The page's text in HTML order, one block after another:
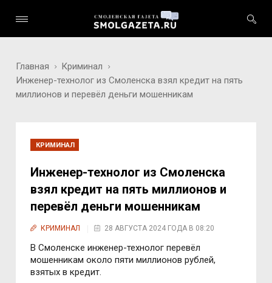
Главная
Криминал
Инженер-технолог из Смоленска взял кредит на пять
миллионов и перевёл деньги мошенникам
КРИМИНАЛ
Инженер-технолог из Смоленска
взял кредит на пять миллионов и
перевёл деньги мошенникам
КРИМИНАЛ 28 АВГУСТА 2024 ГОДА В 08:20
В Смоленске инженер-технолог перевёл
мошенникам около пяти миллионов рублей,
взятых в кредит.